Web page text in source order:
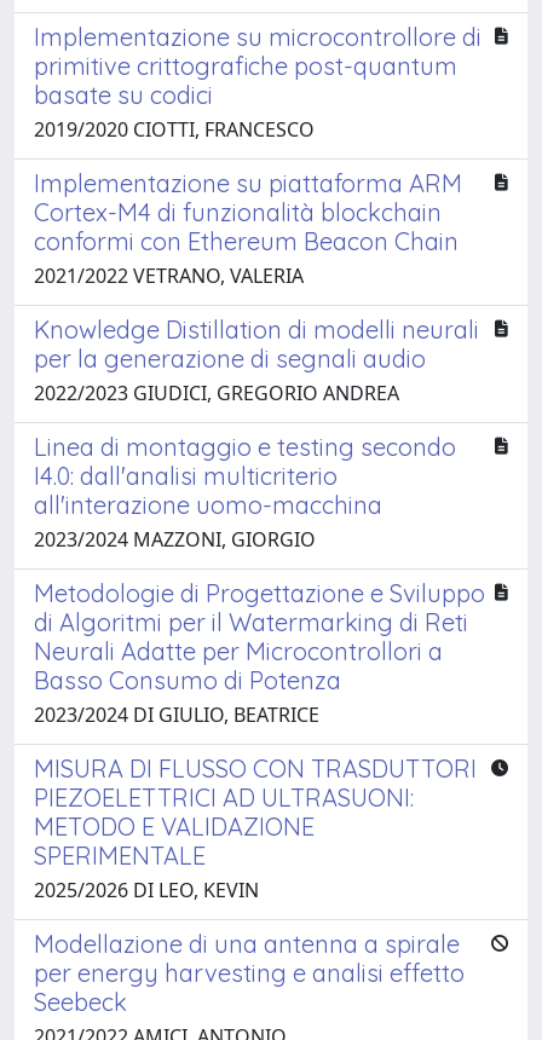
Implementazione su microcontrollore di
primitive crittografiche post-quantum
basate su codici
2019/2020 CIOTTI, FRANCESCO
Implementazione su piattaforma ARM
Cortex-M4 di funzionalità blockchain
conformi con Ethereum Beacon Chain
2021/2022 VETRANO, VALERIA
Knowledge Distillation di modelli neurali
per la generazione di segnali audio
2022/2023 GIUDICI, GREGORIO ANDREA
Linea di montaggio e testing secondo
I4.0: dall'analisi multicriterio
all'interazione uomo-macchina
2023/2024 MAZZONI, GIORGIO
Metodologie di Progettazione e Sviluppo
di Algoritmi per il Watermarking di Reti
Neurali Adatte per Microcontrollori a
Basso Consumo di Potenza
2023/2024 DI GIULIO, BEATRICE
MISURA DI FLUSSO CON TRASDUTTORI
PIEZOELETTRICI AD ULTRASUONI:
METODO E VALIDAZIONE
SPERIMENTALE
2025/2026 DI LEO, KEVIN
Modellazione di una antenna a spirale
per energy harvesting e analisi effetto
Seebeck